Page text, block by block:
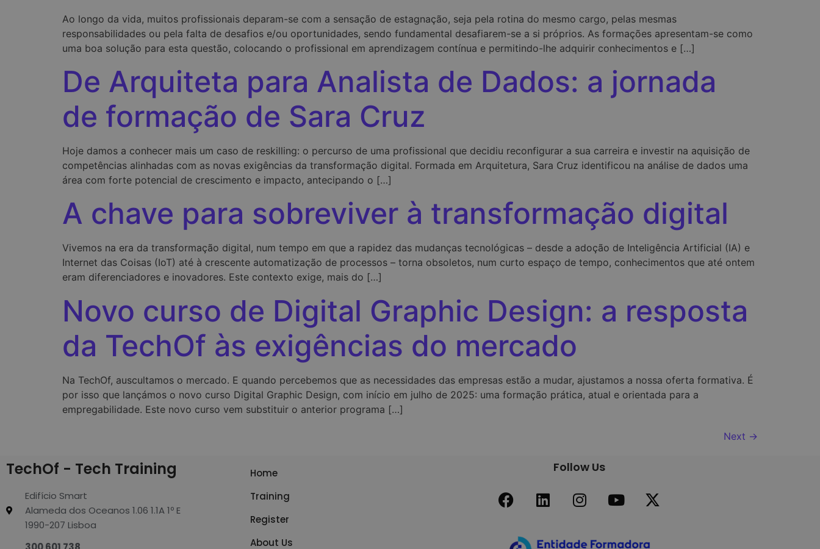
Ao longo da vida, muitos profissionais deparam-se com a sensação de estagnação, seja pela rotina do mesmo cargo, pelas mesmas
responsabilidades ou pela falta de desafios e/ou oportunidades, sendo fundamental desafiarem-se a si próprios. As formações apresentam-se como
uma boa solução para esta questão, colocando o profissional em aprendizagem contínua e permitindo-lhe adquirir conhecimentos e […]
De Arquiteta para Analista de Dados: a jornada
de formação de Sara Cruz
Hoje damos a conhecer mais um caso de reskilling: o percurso de uma profissional que decidiu reconfigurar a sua carreira e investir na aquisição de
competências alinhadas com as novas exigências da transformação digital. Formada em Arquitetura, Sara Cruz identificou na análise de dados uma
área com forte potencial de crescimento e impacto, antecipando o […]
A chave para sobreviver à transformação digital
Vivemos na era da transformação digital, num tempo em que a rapidez das mudanças tecnológicas – desde a adoção de Inteligência Artificial (IA) e
Internet das Coisas (IoT) até à crescente automatização de processos – torna obsoletos, num curto espaço de tempo, conhecimentos que até ontem
eram diferenciadores e inovadores. Este contexto exige, mais do […]
Novo curso de Digital Graphic Design: a resposta
da TechOf às exigências do mercado
Na TechOf, auscultamos o mercado. E quando percebemos que as necessidades das empresas estão a mudar, ajustamos a nossa oferta formativa. É
por isso que lançámos o novo curso Digital Graphic Design, com início em julho de 2025: uma formação prática, atual e orientada para a
empregabilidade. Este novo curso vem substituir o anterior programa […]
Next →
TechOf - Tech Training
Edifício Smart
Alameda dos Oceanos 1.06 1.1A 1º E
1990-207 Lisboa
Home
Training
Register
About Us
Follow Us